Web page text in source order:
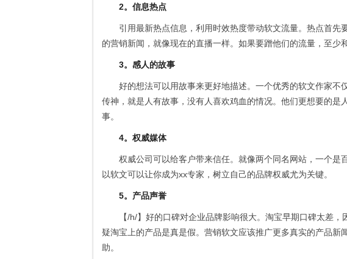
2。信息热点
引用最新热点信息，利用时效热度带动软文流量。热点首先
的营销新闻，就像现在的直播一样。如果要蹭他们的流量，至少
3。感人的故事
好的想法可以用故事来更好地描述。一个优秀的软文作家不
传神，就是人有故事，没有人喜欢鸡血的情况。他们更想要的是
事。
4。权威媒体
权威公司可以给客户带来信任。就像两个同名网站，一个是
以软文可以让你成为xx专家，树立自己的品牌权威尤为关键。
5。产品声誉
【/h/】好的口碑对企业品牌影响很大。淘宝早期口碑太差
疑淘宝上的产品是真是假。营销软文应该推广更多真实的产品新
助。